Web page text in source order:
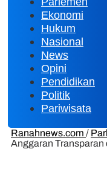
Ekonomi
Hukum
Nasional
News
Opini
Pendidikan
Politik
Pariwisata
Ranahnews.com /
Anggaran